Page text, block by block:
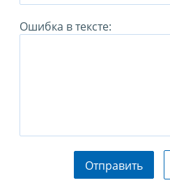
Ошибка в тексте:
Отправить